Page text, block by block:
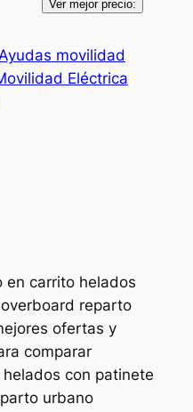
Ver mejor precio:
movilidad
Eléctrica
en carrito helados
reparto
ofertas y
comparar
con patinete
urbano